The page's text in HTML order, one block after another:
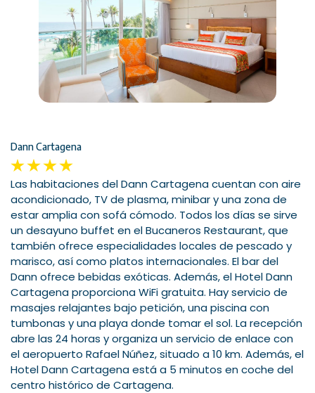
Dann Cartagena
Las habitaciones del Dann Cartagena cuentan con aire
acondicionado, TV de plasma, minibar y una zona de
estar amplia con sofá cómodo. Todos los días se sirve
un desayuno buffet en el Bucaneros Restaurant, que
también ofrece especialidades locales de pescado y
marisco, así como platos internacionales. El bar del
Dann ofrece bebidas exóticas. Además, el Hotel Dann
Cartagena proporciona WiFi gratuita. Hay servicio de
masajes relajantes bajo petición, una piscina con
tumbonas y una playa donde tomar el sol. La recepción
abre las 24 horas y organiza un servicio de enlace con
el aeropuerto Rafael Núñez, situado a 10 km. Además, el
Hotel Dann Cartagena está a 5 minutos en coche del
centro histórico de Cartagena.